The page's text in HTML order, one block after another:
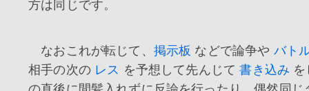
方は同じです。
なおこれが転じて、 掲示板 などで論争や バト
相手の次の レス を予想して先んじて書き込み